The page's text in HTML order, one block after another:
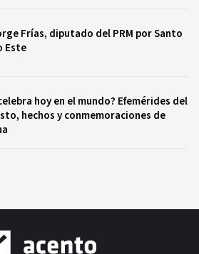
Frías, diputado del PRM por Santo
Este
hoy en el mundo? Efemérides del
hechos y conmemoraciones de